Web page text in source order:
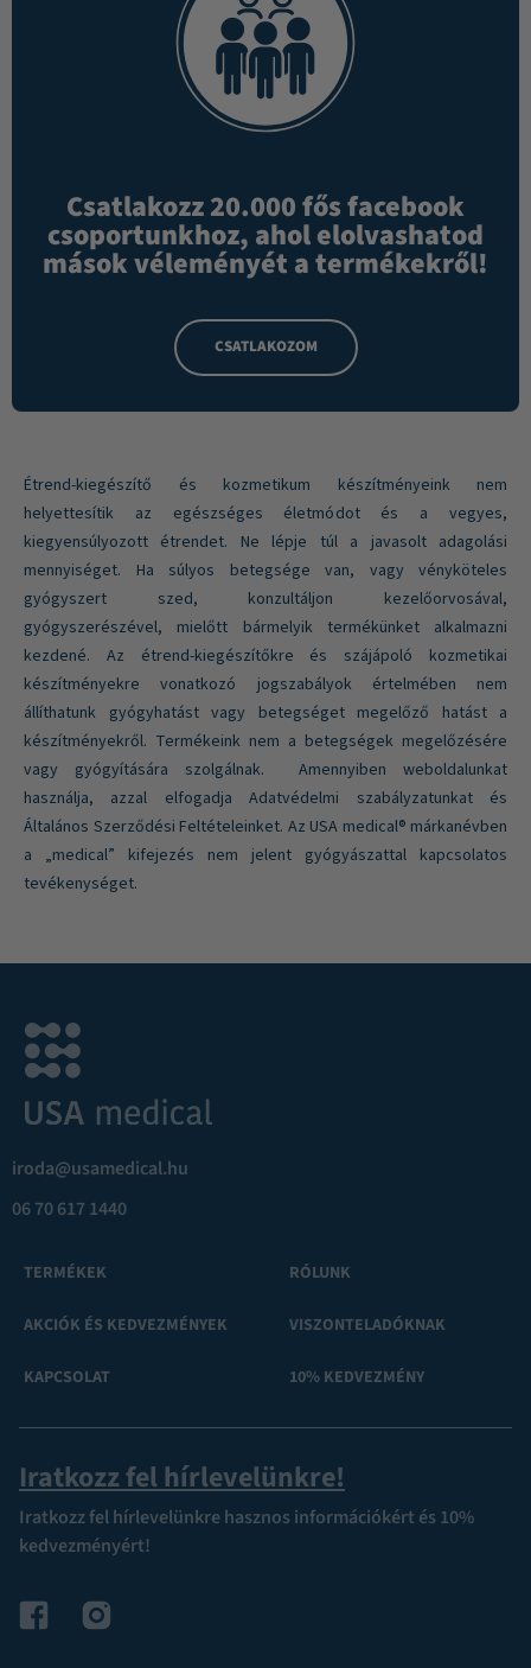
Csatlakozz 20.000 fős facebook
csoportunkhoz, ahol elolvashatod
mások véleményét a termékekről!
CSATLAKOZOM
Étrend-kiegészítő és kozmetikum készítményeink nem
helyettesítik az egészséges életmódot és a vegyes,
kiegyensúlyozott étrendet. Ne lépje túl a javasolt adagolási
mennyiséget. Ha súlyos betegsége van, vagy vényköteles
gyógyszert szed, konzultáljon kezelőorvosával,
gyógyszerészével, mielőtt bármelyik termékünket alkalmazni
kezdené. Az étrend-kiegészítőkre és szájápoló kozmetikai
készítményekre vonatkozó jogszabályok értelmében nem
állíthatunk gyógyhatást vagy betegséget megelőző hatást a
készítményekről. Termékeink nem a betegségek megelőzésére
vagy gyógyítására szolgálnak. Amennyiben weboldalunkat
használja, azzal elfogadja Adatvédelmi szabályzatunkat és
Általános Szerződési Feltételeinket. Az USA medical® márkanévben
a „medical” kifejezés nem jelent gyógyászattal kapcsolatos
tevékenységet.
iroda@usamedical.hu
06 70 617 1440
TERMÉKEK
AKCIÓK ÉS KEDVEZMÉNYEK
KAPCSOLAT
RÓLUNK
VISZONTELADÓKNAK
10% KEDVEZMÉNY
Iratkozz fel hírlevelünkre!
Iratkozz fel hírlevelünkre hasznos információkért és 10%
kedvezményért!